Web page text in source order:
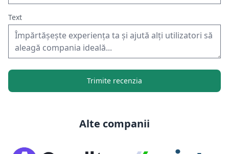
Text
Trimite recenzia
Alte companii